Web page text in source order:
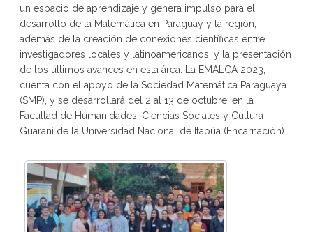
un espacio de aprendizaje y genera impulso para el
desarrollo de la Matemática en Paraguay y la región,
además de la creación de conexiones científicas entre
investigadores locales y latinoamericanos, y la presentación
de los últimos avances en esta área. La EMALCA 2023,
cuenta con el apoyo de la Sociedad Matemática Paraguaya
(SMP), y se desarrollará del 2 al 13 de octubre, en la
Facultad de Humanidades, Ciencias Sociales y Cultura
Guaraní de la Universidad Nacional de Itapúa (Encarnación).